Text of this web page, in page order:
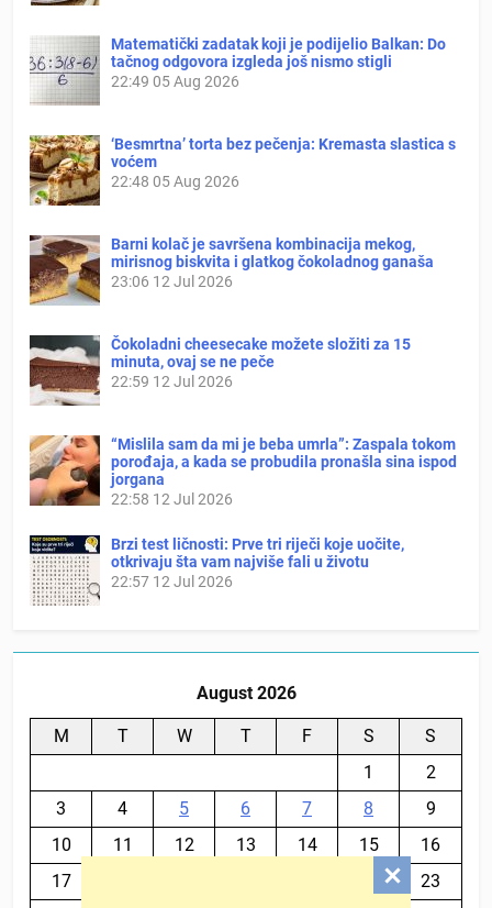
Matematički zadatak koji je podijelio Balkan: Do
tačnog odgovora izgleda još nismo stigli
22:49 05 Aug 2026
‘Besmrtna’ torta bez pečenja: Kremasta slastica s
voćem
22:48 05 Aug 2026
Barni kolač je savršena kombinacija mekog,
mirisnog biskvita i glatkog čokoladnog ganaša
23:06 12 Jul 2026
Čokoladni cheesecake možete složiti za 15
minuta, ovaj se ne peče
22:59 12 Jul 2026
“Mislila sam da mi je beba umrla”: Zaspala tokom
porođaja, a kada se probudila pronašla sina ispod
jorgana
22:58 12 Jul 2026
Brzi test ličnosti: Prve tri riječi koje uočite,
otkrivaju šta vam najviše fali u životu
22:57 12 Jul 2026
August 2026
M T W T F S
S
1
2
3
4 5 6 7 8
9
10
11 12 13 14 15
16
17
23